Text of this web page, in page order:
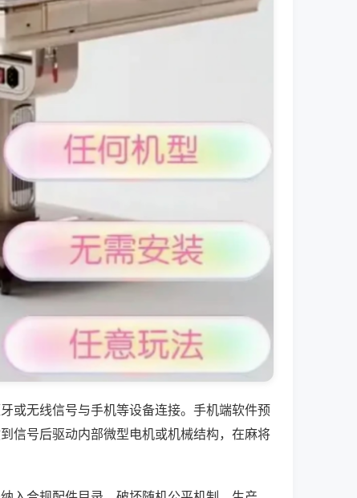
或无线信号与手机等设备连接。手机端软件预
信号后驱动内部微型电机或机械结构，在麻将